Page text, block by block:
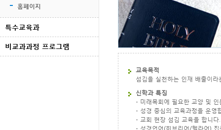
홈페이지
특수교육과
비교과과정 프로그램
교육목적
섬김을 실천하는 인재 배출이
신학과 특징
- 미래목회에 필요한 교양 및 인
- 성경 중심의 교육과정을 운영
- 교회 현장 섬김 교육을 합니다.
- 성경언어(히브리어/헬라어)